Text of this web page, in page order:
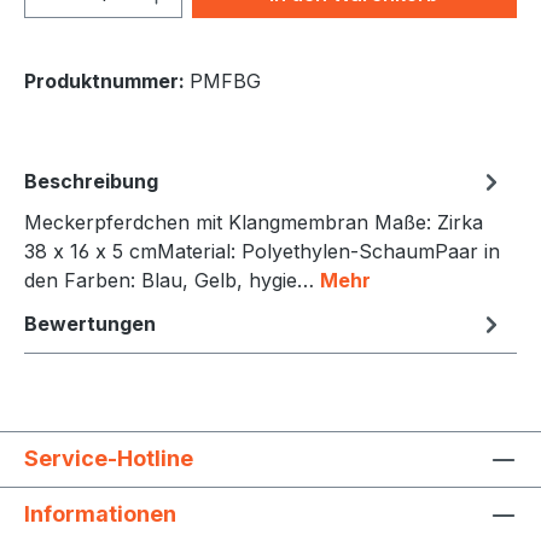
Produktnummer: PMFBG
Beschreibung
Meckerpferdchen mit Klangmembran Maße: Zirka
38 x 16 x 5 cmMaterial: Polyethylen-SchaumPaar in
den Farben: Blau, Gelb, hygie… Mehr
Bewertungen
Service-Hotline
Informationen